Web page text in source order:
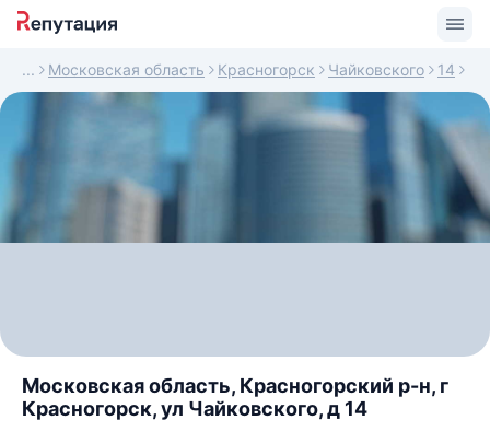
Московская область Красногорск Чайковского 14
Московская область, Красногорский р-н, г
Красногорск, ул Чайковского, д 14